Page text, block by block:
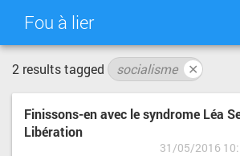
Fou à lier
NUAGE DE TAGS
QUOTIDIEN
2 results tagged socialisme ✕
Finissons-en avec le syndrome Léa
Libération
31/05/2016